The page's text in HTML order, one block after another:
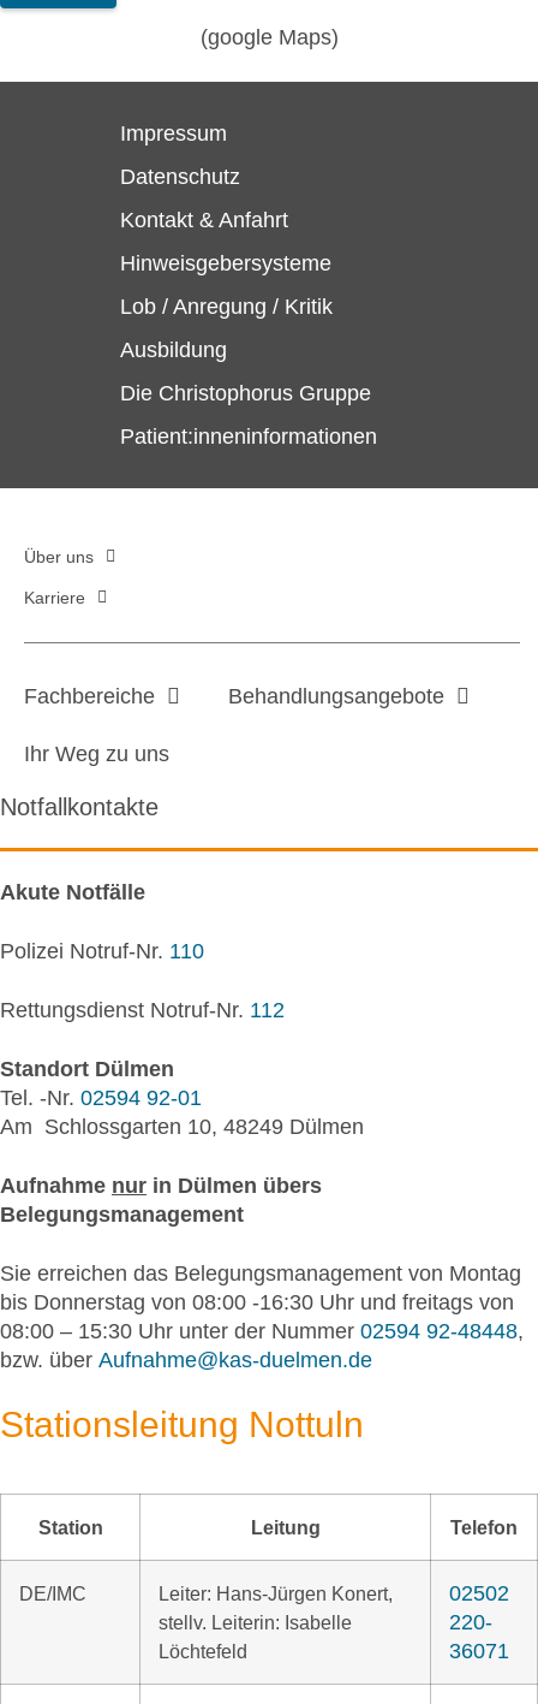
(google Maps)
Impressum
Datenschutz
Kontakt & Anfahrt
Hinweisgebersysteme
Lob / Anregung / Kritik
Ausbildung
Die Christophorus Gruppe
Patient:inneninformationen
Über uns
Karriere
Fachbereiche Behandlungsangebote
Ihr Weg zu uns
Notfallkontakte
Akute Notfälle
Polizei Notruf-Nr. 110
Rettungsdienst Notruf-Nr. 112
Standort Dülmen
Tel. -Nr. 02594 92-01
Am Schlossgarten 10, 48249 Dülmen
Aufnahme nur in Dülmen übers
Belegungsmanagement
Sie erreichen das Belegungsmanagement von Montag
bis Donnerstag von 08:00 -16:30 Uhr und freitags von
08:00 – 15:30 Uhr unter der Nummer 02594 92-48448,
bzw. über Aufnahme@kas-duelmen.de
Stationsleitung Nottuln
Station Leitung Telefon
DE/IMC
Leiter: Hans-Jürgen Konert,
stellv. Leiterin: Isabelle
Löchtefeld
02502
220-
36071